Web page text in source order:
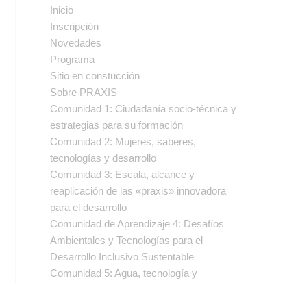
Inicio
Inscripción
Novedades
Programa
Sitio en constucción
Sobre PRAXIS
Comunidad 1: Ciudadanía socio-técnica y
estrategias para su formación
Comunidad 2: Mujeres, saberes,
tecnologías y desarrollo
Comunidad 3: Escala, alcance y
reaplicación de las «praxis» innovadora
para el desarrollo
Comunidad de Aprendizaje 4: Desafíos
Ambientales y Tecnologías para el
Desarrollo Inclusivo Sustentable
Comunidad 5: Agua, tecnología y